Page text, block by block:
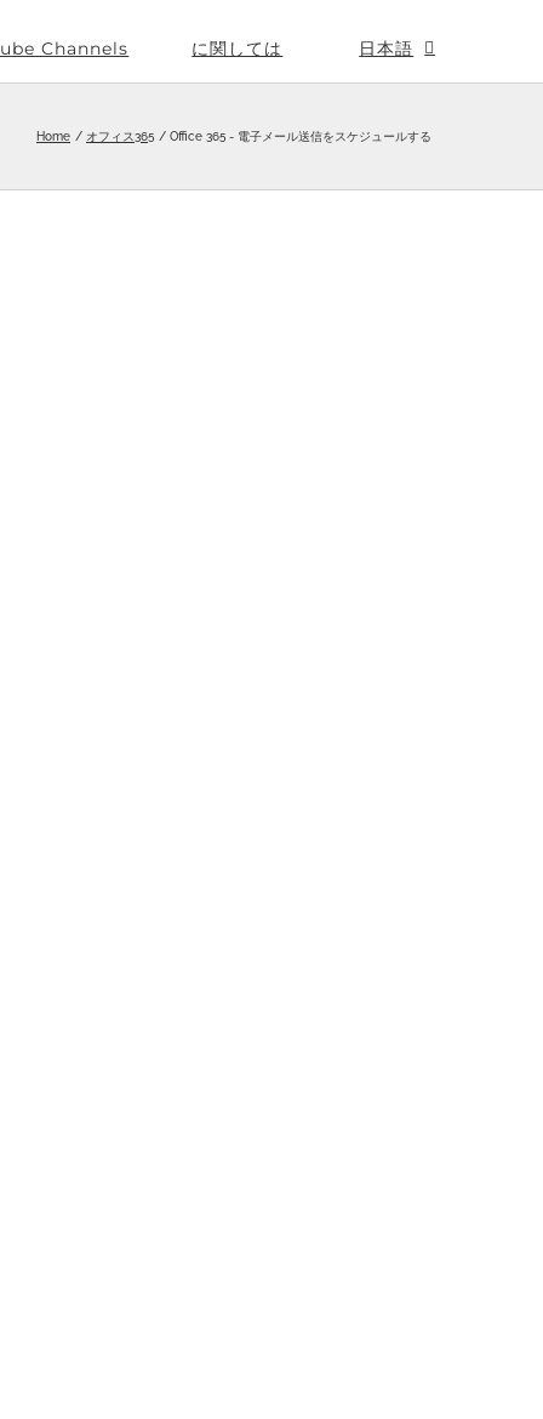
Channels に関しては 日本語
Home オフィス365 Office 365 - 電子メール送信をスケジュールする